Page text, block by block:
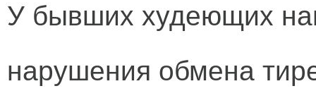
У бывших худеющих
нарушения обмена